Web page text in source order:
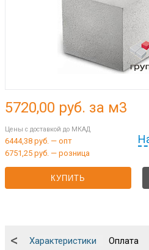
5720,00 руб. за м3
Цены с доставкой до МКАД
6444,38 руб. — опт
6751,25 руб. — розница
КУПИТЬ
Характеристики Оплата
<